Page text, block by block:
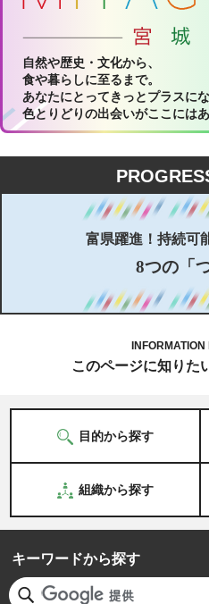
自然や歴史・文化から、
食や暮らしに至るまで。
あなたにとってきっとプラスにな
色とりどりの出会いがここにはあ
富県躍進！持続可
8つの「
このページに知りた
目的から探す
組織から探す
キーワードから探す